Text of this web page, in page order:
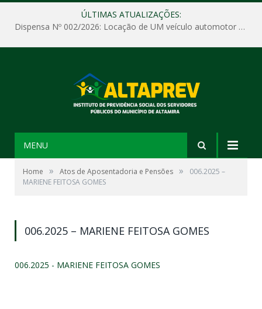
ÚLTIMAS ATUALIZAÇÕES:
Dispensa Nº 002/2026: Locação de UM veículo automotor sem motorista, tipo passeio, com seguro total e quilometragem livre, para atender as demandas operacionais e administrativas do Instituto de Previdência Social dos Servidores Públicos do Município de Altamira – PA – ALTAPREV.
MENU
Home » Atos de Aposentadoria e Pensões »
006.2025 –
MARIENE FEITOSA GOMES
006.2025 – MARIENE FEITOSA GOMES
006.2025 - MARIENE FEITOSA GOMES